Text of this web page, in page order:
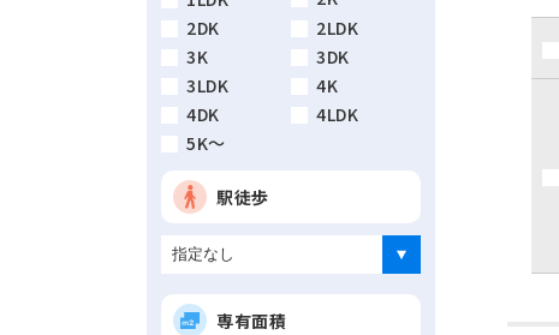
2DK
2LDK
3K
3DK
3LDK
4K
4DK
4LDK
5K～
駅徒歩
専有面積